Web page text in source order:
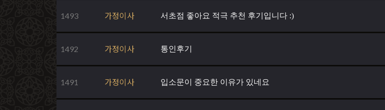
1493 가정이사 서초점 좋아요 적극 추천 후기입니다 :)
1492 가정이사 통인후기
1491 가정이사 입소문이 중요한 이유가 있네요